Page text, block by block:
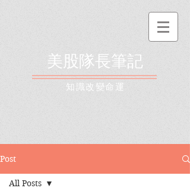
美股隊長筆記
​知識改變命運
Post
All Posts